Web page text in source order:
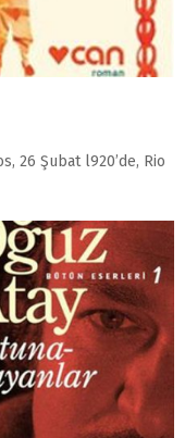
26 Şubat l920’de, Rio